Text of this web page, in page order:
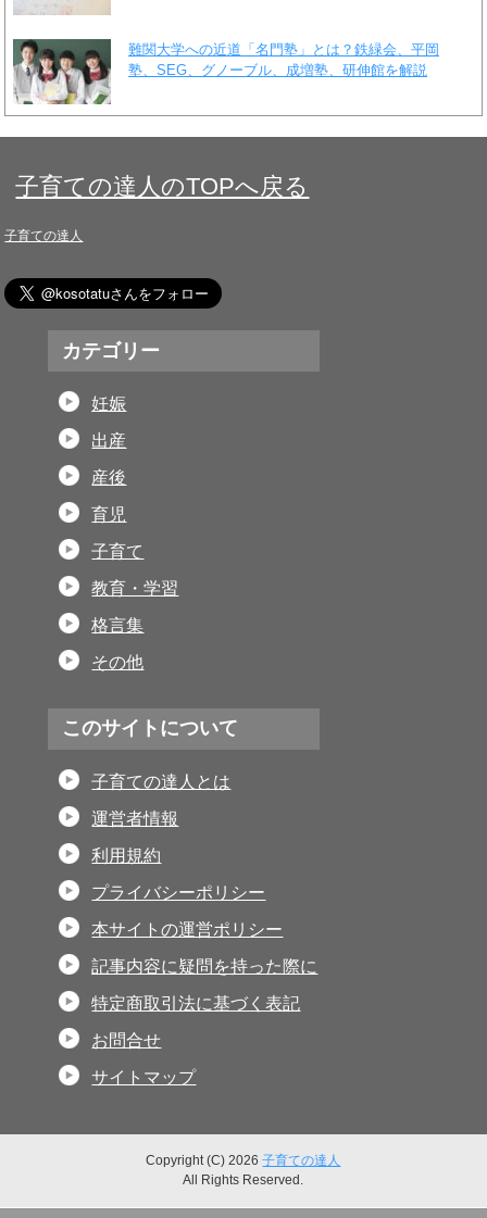
難関大学への近道「名門塾」とは？鉄緑会、平岡
塾、SEG、グノーブル、成増塾、研伸館を解説
子育ての達人のTOPへ戻る
子育ての達人
カテゴリー
妊娠
出産
産後
育児
子育て
教育・学習
格言集
その他
このサイトについて
子育ての達人とは
運営者情報
利用規約
プライバシーポリシー
本サイトの運営ポリシー
記事内容に疑問を持った際に
特定商取引法に基づく表記
お問合せ
サイトマップ
Copyright (C) 2026子育ての達人
All Rights Reserved.